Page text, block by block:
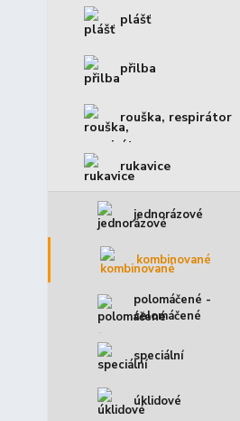
plášť
přilba
rouška, respirátor
rukavice
jednorázové
kombinované
polomáčené -
celomáčené
speciální
úklidové